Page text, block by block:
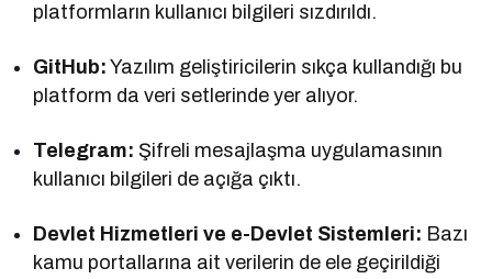
platformların kullanıcı bilgileri sızdırıldı.
GitHub: Yazılım geliştiricilerin sıkça kullandığı bu
platform da veri setlerinde yer alıyor.
Telegram: Şifreli mesajlaşma uygulamasının
kullanıcı bilgileri de açığa çıktı.
Devlet Hizmetleri ve e-Devlet Sistemleri: Bazı
kamu portallarına ait verilerin de ele geçirildiği